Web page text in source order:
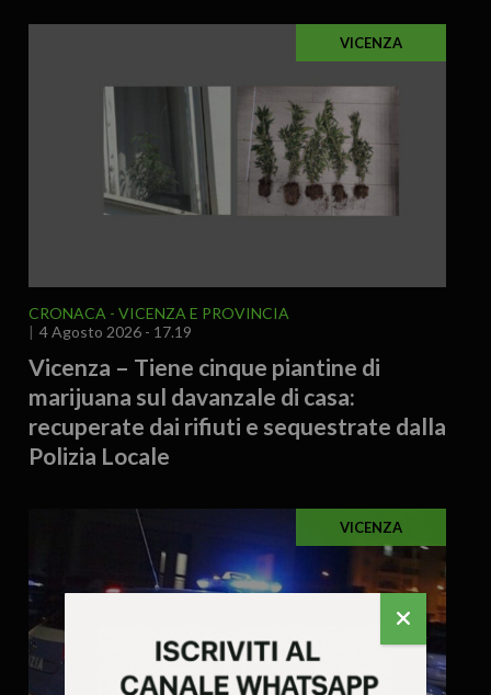
VICENZA
CRONACA
VICENZA E PROVINCIA
4 Agosto 2026 - 17.19
Vicenza – Tiene cinque piantine di
marijuana sul davanzale di casa:
recuperate dai rifiuti e sequestrate dalla
Polizia Locale
VICENZA